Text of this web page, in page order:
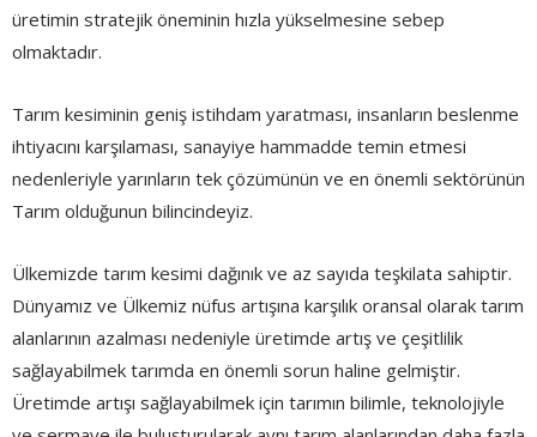
üretimin stratejik öneminin hızla yükselmesine sebep
olmaktadır.
Tarım kesiminin geniş istihdam yaratması, insanların beslenme
ihtiyacını karşılaması, sanayiye hammadde temin etmesi
nedenleriyle yarınların tek çözümünün ve en önemli sektörünün
Tarım olduğunun bilincindeyiz.
Ülkemizde tarım kesimi dağınık ve az sayıda teşkilata sahiptir.
Dünyamız ve Ülkemiz nüfus artışına karşılık oransal olarak tarım
alanlarının azalması nedeniyle üretimde artış ve çeşitlilik
sağlayabilmek tarımda en önemli sorun haline gelmiştir.
Üretimde artışı sağlayabilmek için tarımın bilimle, teknolojiyle